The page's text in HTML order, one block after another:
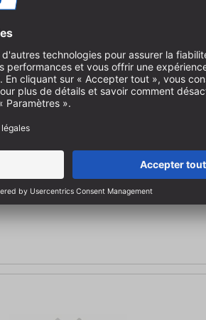
des angles | Coupes en bout parfaites